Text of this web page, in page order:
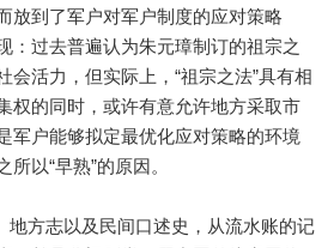
放到了军户对军户制度的应对策略
：过去普遍认为朱元璋制订的祖宗之
会活力，但实际上，“祖宗之法”具有相
权的同时，或许有意允许地方采取市
军户能够拟定最优化应对策略的环境
以“早熟”的原因。
地方志以及民间口述史，从流水账的记